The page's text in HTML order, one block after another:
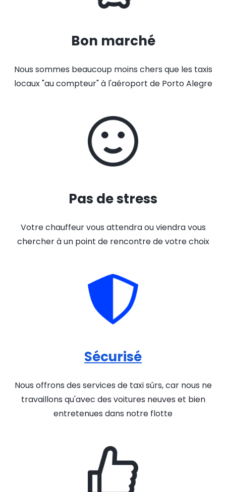
Bon marché
Nous sommes beaucoup moins chers que les taxis
locaux "au compteur" à l'aéroport de Porto Alegre
Pas de stress
Votre chauffeur vous attendra ou viendra vous
chercher à un point de rencontre de votre choix
Sécurisé
Nous offrons des services de taxi sûrs, car nous ne
travaillons qu'avec des voitures neuves et bien
entretenues dans notre flotte